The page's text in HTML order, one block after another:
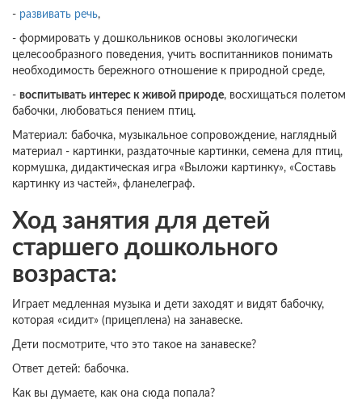
- развивать речь,
- формировать у дошкольников основы экологически
целесообразного поведения, учить воспитанников понимать
необходимость бережного отношение к природной среде,
- воспитывать интерес к живой природе, восхищаться полетом
бабочки, любоваться пением птиц.
Материал: бабочка, музыкальное сопровождение, наглядный
материал - картинки, раздаточные картинки, семена для птиц,
кормушка, дидактическая игра «Выложи картинку», «Составь
картинку из частей», фланелеграф.
Ход занятия для детей
старшего дошкольного
возраста:
Играет медленная музыка и дети заходят и видят бабочку,
которая «сидит» (прицеплена) на занавеске.
Дети посмотрите, что это такое на занавеске?
Ответ детей: бабочка.
Как вы думаете, как она сюда попала?